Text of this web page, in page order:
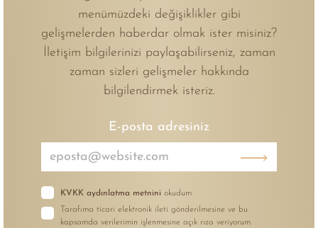
menümüzdeki değişiklikler gibi
gelişmelerden haberdar olmak ister misiniz?
İletişim bilgilerinizi paylaşabilirseniz, zaman
zaman sizleri gelişmeler hakkında
bilgilendirmek isteriz.
E-posta adresiniz
KVKK aydınlatma metnini okudum
Tarafıma ticari elektronik ileti gönderilmesine ve bu
kapsamda verilerimin işlenmesine açık rıza veriyorum.